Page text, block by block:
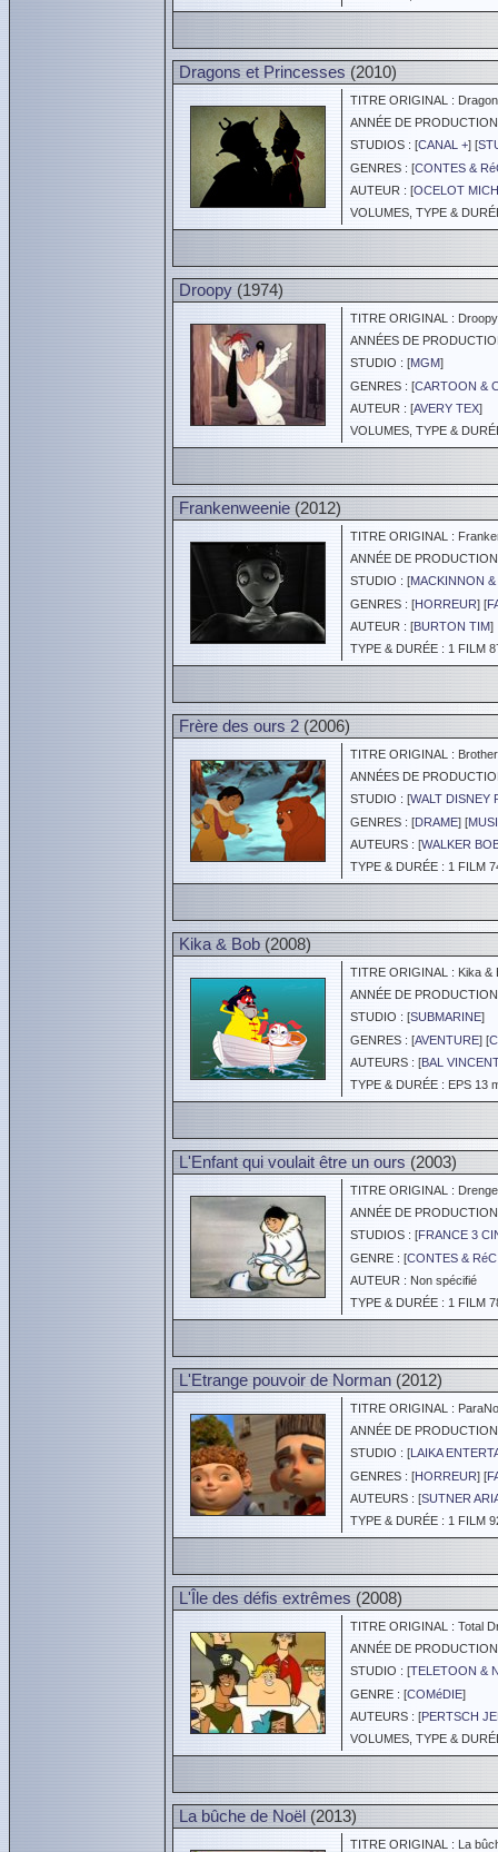
Dragons et Princesses (2010)
TITRE ORIGINAL :
ANNÉE DE
STUDIOS : [CANAL +] [
GENRES : [CONTES &
AUTEUR : [OCELOT
VOLUMES, TYPE &
Droopy (1974)
TITRE ORIGINAL : Droopy
ANNÉES DE
STUDIO : [MGM]
GENRES : [CARTOON &
AUTEUR : [AVERY TEX]
VOLUMES, TYPE &
Frankenweenie (2012)
TITRE ORIGINAL :
ANNÉE DE
STUDIO : [MACKINNON
GENRES : [HORREUR] [
AUTEUR : [BURTON TIM]
TYPE & DURÉE : 1 FILM
Frère des ours 2 (2006)
TITRE ORIGINAL :
ANNÉES DE
STUDIO : [WALT DISNEY
GENRES : [DRAME] [
AUTEURS : [WALKER
TYPE & DURÉE : 1 FILM
Kika & Bob (2008)
TITRE ORIGINAL : Kika &
ANNÉE DE
STUDIO : [SUBMARINE]
GENRES : [AVENTURE] [
AUTEURS : [BAL
TYPE & DURÉE : EPS 13
L'Enfant qui voulait être un ours (2003)
TITRE ORIGINAL :
ANNÉE DE
STUDIOS : [FRANCE 3
GENRE : [CONTES &
AUTEUR : Non spécifié
TYPE & DURÉE : 1 FILM
L'Etrange pouvoir de Norman (2012)
TITRE ORIGINAL :
ANNÉE DE
STUDIO : [LAIKA
GENRES : [HORREUR] [
AUTEURS : [SUTNER
TYPE & DURÉE : 1 FILM
L'Île des défis extrêmes (2008)
TITRE ORIGINAL : Total
ANNÉE DE
STUDIO : [TELETOON &
GENRE : [COMéDIE]
AUTEURS : [PERTSCH
VOLUMES, TYPE &
La bûche de Noël (2013)
TITRE ORIGINAL : La